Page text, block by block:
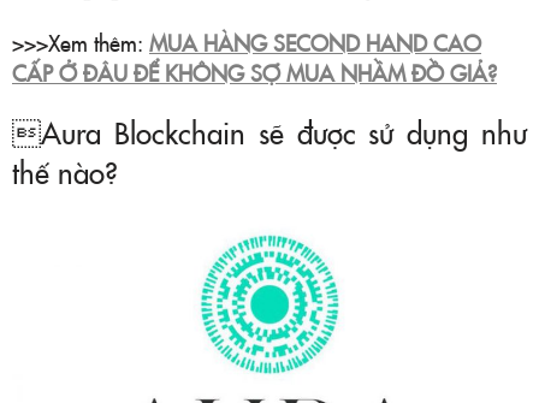
>>>Xem thêm: MUA HÀNG SECOND HAND CAO
CẤP Ở ĐÂU ĐỂ KHÔNG SỢ MUA NHẦM ĐỒ GIẢ?
Aura Blockchain sẽ được sử dụng như
thế nào?